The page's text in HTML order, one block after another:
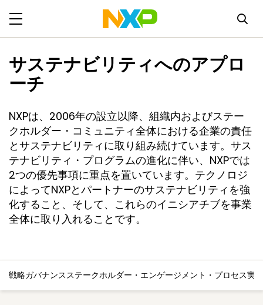
サステナビリティへのアプロ
ーチ
NXPは、2006年の設立以降、組織内およびステー
クホルダー・コミュニティ全体における企業の責任
とサステナビリティに取り組み続けています。サス
テナビリティ・プログラムの進化に伴い、NXPでは
2つの優先事項に重点を置いています。テクノロジ
によってNXPとパートナーのサステナビリティを強
化すること、そして、これらのイニシアチブを事業
全体に取り入れることです。
戦略ガバナンスステークホルダー・エンゲージメント・プロセス実